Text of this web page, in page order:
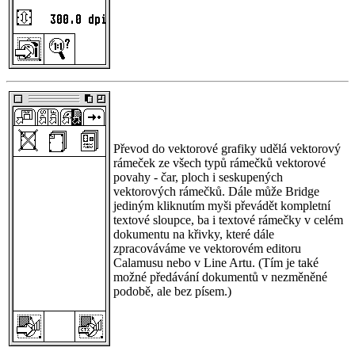
Převod do vektorové grafiky udělá vektorový
rámeček ze všech typů rámečků vektorové
povahy - čar, ploch i seskupených
vektorových rámečků. Dále může Bridge
jediným kliknutím myši převádět kompletní
textové sloupce, ba i textové rámečky v celém
dokumentu na křivky, které dále
zpracováváme ve vektorovém editoru
Calamusu nebo v Line Artu. (Tím je také
možné předávání dokumentů v nezměněné
podobě, ale bez písem.)